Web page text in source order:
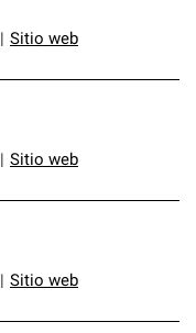
Sitio web
Sitio web
Sitio web